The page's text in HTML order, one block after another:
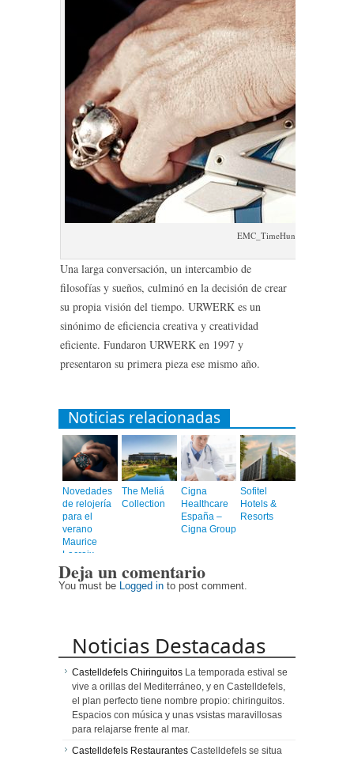
EMC_TimeHunter_X-
Una larga conversación, un intercambio de
filosofías y sueños, culminó en la decisión de crear
su propia visión del tiempo. URWERK es un
sinónimo de eficiencia creativa y creatividad
eficiente. Fundaron URWERK en 1997 y
presentaron su primera pieza ese mismo año.
Noticias relacionadas
Novedades
de relojería
para el
verano
Maurice
Lacroix
The Meliá
Collection
Cigna
Healthcare
España –
Cigna Group
Sofitel
Hotels &
Resorts
Deja un comentario
You must be Logged in to post comment.
Noticias Destacadas
Castelldefels Chiringuitos La temporada estival se
vive a orillas del Mediterráneo, y en Castelldefels,
el plan perfecto tiene nombre propio: chiringuitos.
Espacios con música y unas vsistas maravillosas
para relajarse frente al mar.
Castelldefels Restaurantes Castelldefels se situa